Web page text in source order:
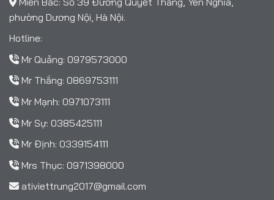
phường Dương Nội, Hà Nội.
Hotline:
Mr Quảng: 0979573000
Mr Thắng: 0869753111
Mr Mạnh: 0971073111
Mr Sự: 0385425111
Mr Định: 0339154111
Mrs Thục: 0971398000
ativiettrung2017@gmail.com